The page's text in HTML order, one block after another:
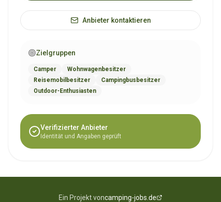
Anbieter kontaktieren
Zielgruppen
Camper
Wohnwagenbesitzer
Reisemobilbesitzer
Campingbusbesitzer
Outdoor-Enthusiasten
Verifizierter Anbieter
Identität und Angaben geprüft
Ein Projekt voncamping-jobs.de